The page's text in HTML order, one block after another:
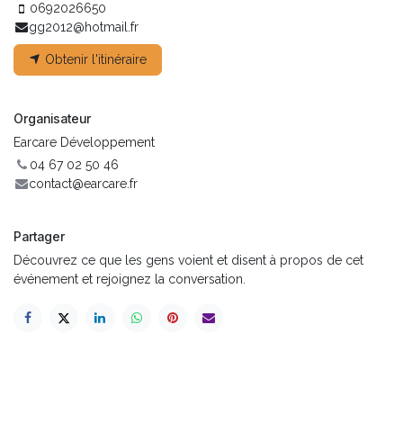
0692026650
gg2012@hotmail.fr
Obtenir l'itinéraire
Organisateur
Earcare Développement
04 67 02 50 46
contact@earcare.fr
Partager
Découvrez ce que les gens voient et disent à propos de cet
événement et rejoignez la conversation.